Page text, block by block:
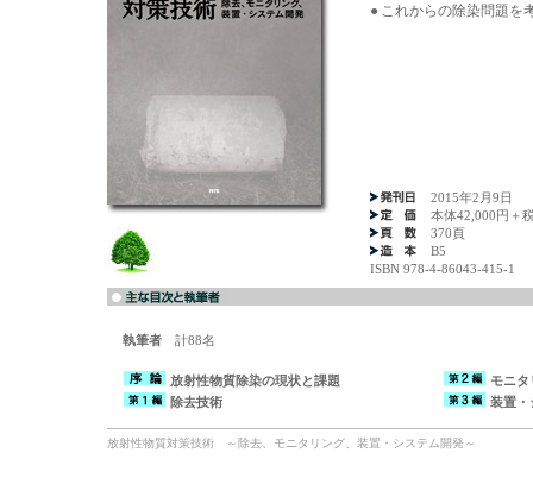
● これからの除染問題を
2015年2月9日
本体42,000円＋
370頁
B5
ISBN 978-4-86043-415-1
執筆者 計88名
放射性物質除染の現状と課題
除去技術
モニタ
装置・
放射性物質対策技術 ～除去、モニタリング、装置・システム開発～